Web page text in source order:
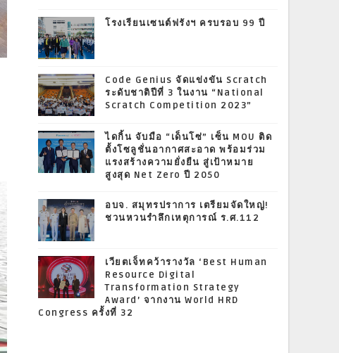
โรงเรียนเซนต์ฟรังฯ ครบรอบ 99 ปี
Code Genius จัดแข่งขัน Scratch
ระดับชาติปีที่ 3 ในงาน “National
Scratch Competition 2023”
ไดกิ้น จับมือ “เด็นโซ่” เซ็น MOU ติด
ตั้งโซลูชั่นอากาศสะอาด พร้อมร่วม
แรงสร้างความยั่งยืน สู่เป้าหมาย
สูงสุด Net Zero ปี 2050
อบจ. สมุทรปราการ เตรียมจัดใหญ่!
ชวนหวนรำลึกเหตุการณ์ ร.ศ.112
เวียตเจ็ทคว้ารางวัล ‘Best Human
Resource Digital
Transformation Strategy
Award’ จากงาน World HRD
Congress ครั้งที่ 32